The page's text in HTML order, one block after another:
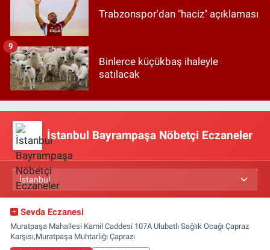
Trabzonspor'dan "haciz" açıklaması
Binlerce küçükbaş ihaleyle
satılacak
9
İstanbul Bayrampaşa Nöbetçi Eczaneler
Sevda Eczanesi
Muratpaşa Mahallesi Kamil Caddesi 107A Ulubatlı Sağlık Ocağı Çapraz
Karşısı,Muratpaşa Muhtarlığı Çaprazı